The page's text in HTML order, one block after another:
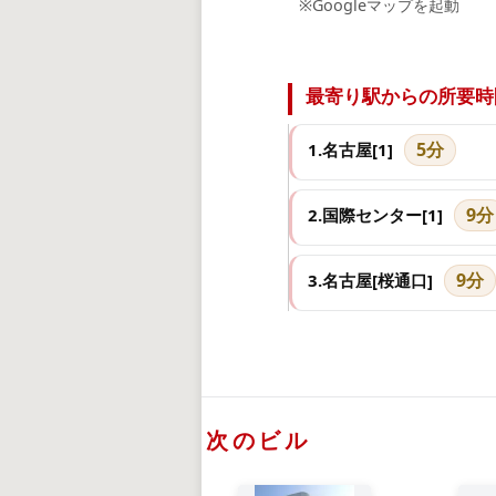
※Googleマップを起動
最寄り駅からの所要
1.名古屋[1] 5分
2.国際センター[1] 9分
3.名古屋[桜通口] 9分
次のビル